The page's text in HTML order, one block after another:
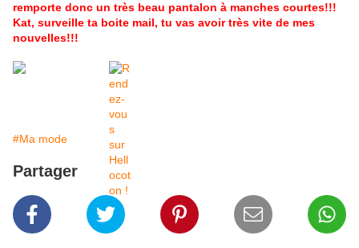
remporte donc un très beau pantalon à manches courtes!!!
Kat, surveille ta boite mail, tu vas avoir très vite de mes
nouvelles!!!
#Ma mode
Partager